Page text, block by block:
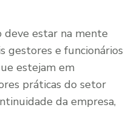
deve estar na mente
gestores e funcionários
estejam em
práticas do setor
da empresa,